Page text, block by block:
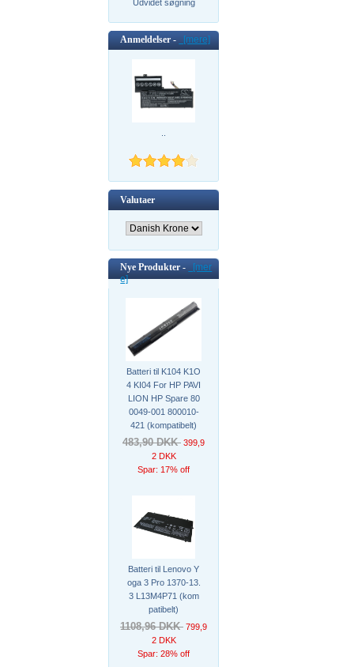
Udvidet søgning
Anmeldelser - [mere]
Valutaer
Nye Produkter -
[mer
e]
Batteri til K104 K1O
4 KI04 For HP PAVI
LION HP Spare 80
0049-001 800010-
421 (kompatibelt)
483,90 DKK 399,9
2 DKK
Spar: 17% off
Batteri til Lenovo Y
oga 3 Pro 1370-13.
3 L13M4P71 (kom
patibelt)
1108,96 DKK 799,9
2 DKK
Spar: 28% off